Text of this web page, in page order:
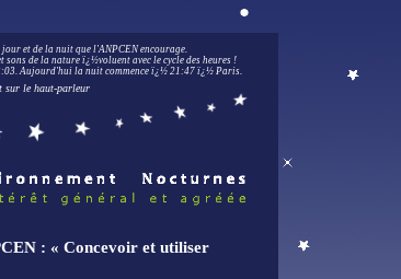
et de la nuit que l'ANPCEN encourage.
de la nature ï¿½voluent avec le cycle des heures !
.Aujourd'hui la nuit commence ï¿½ 21:47 ï¿½ Paris.
sur le haut-parleur
: « Concevoir et utiliser